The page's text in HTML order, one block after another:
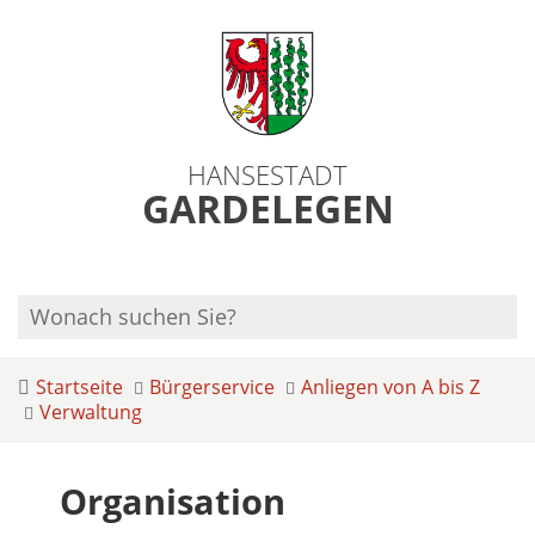
HANSESTADT
GARDELEGEN
Startseite Bürgerservice
Anliegen von A bis Z
Verwaltung
Organisation